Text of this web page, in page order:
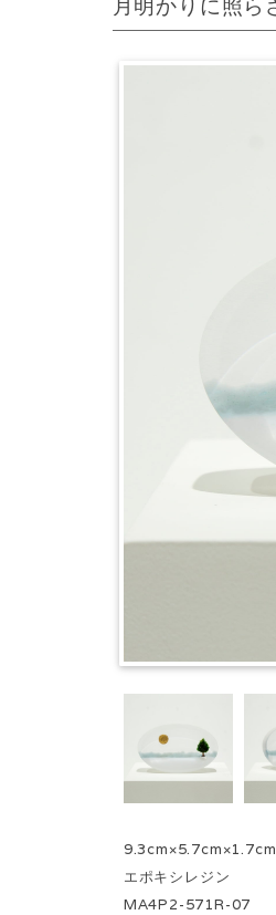
月明かりに照ら
9.3cm×5.7cm×1.7cm
エポキシレジン
MA4P2-571R-07